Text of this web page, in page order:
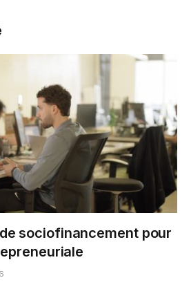
sociofinancement pour